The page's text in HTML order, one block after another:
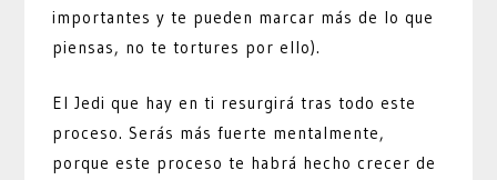
importantes y te pueden marcar más de lo que
piensas, no te tortures por ello).
El Jedi que hay en ti resurgirá tras todo este
proceso. Serás más fuerte mentalmente,
porque este proceso te habrá hecho crecer de